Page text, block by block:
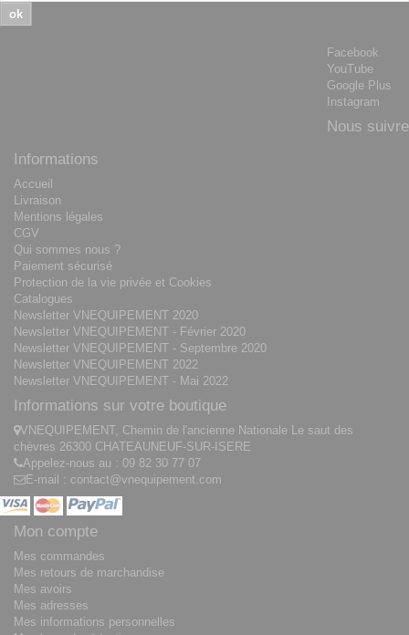
ok
Facebook
YouTube
Google Plus
Instagram
Nous suivre
Informations
Accueil
Livraison
Mentions légales
CGV
Qui sommes nous ?
Paiement sécurisé
Protection de la vie privée et Cookies
Catalogues
Newsletter VNEQUIPEMENT 2020
Newsletter VNEQUIPEMENT - Février 2020
Newsletter VNEQUIPEMENT - Septembre 2020
Newsletter VNEQUIPEMENT 2022
Newsletter VNEQUIPEMENT - Mai 2022
Informations sur votre boutique
VNEQUIPEMENT, Chemin de l'ancienne Nationale Le saut des
chèvres 26300 CHATEAUNEUF-SUR-ISERE
Appelez-nous au : 09 82 30 77 07
E-mail : contact@vnequipement.com
Mon compte
Mes commandes
Mes retours de marchandise
Mes avoirs
Mes adresses
Mes informations personnelles